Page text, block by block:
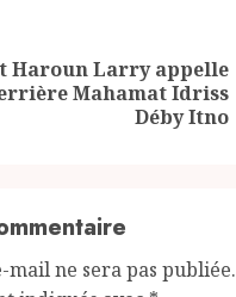
Haroun Larry appelle
Mahamat Idriss
Déby Itno
mail ne sera pas publiée.